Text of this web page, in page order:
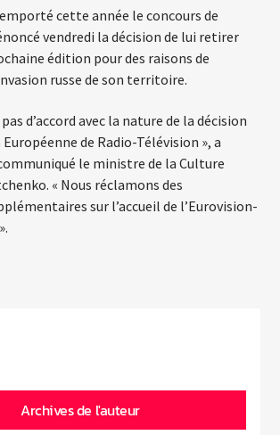
Années 100% 80s
22:00
Radio-Le-Mosquitos
Radio-Sicily
cette année le concours de
vendredi la décision de lui retirer
édition pour des raisons de
russe de son territoire.
pas d’accord avec la nature de la décision
de Radio-Télévision », a
le ministre de la Culture
« Nous réclamons des
sur l’accueil de l’Eurovision-
Archives de l'auteur